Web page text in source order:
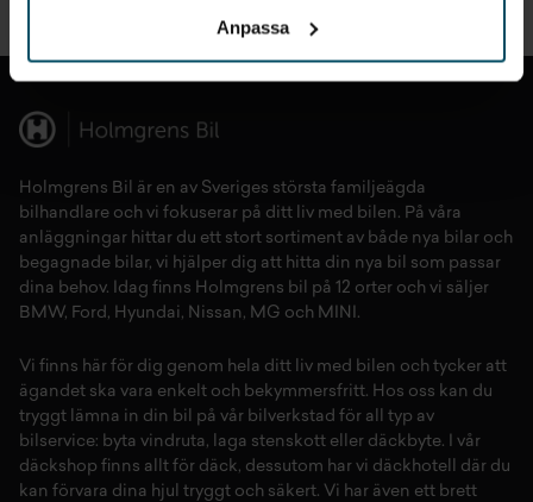
Anpassa
Holmgrens Bil är en av Sveriges största familjeägda
bilhandlare och vi fokuserar på ditt liv med bilen. På våra
anläggningar hittar du ett stort sortiment av både nya bilar och
begagnade bilar, vi hjälper dig att hitta din nya bil som passar
dina behov. Idag finns Holmgrens bil på 12 orter och vi säljer
BMW, Ford, Hyundai, Nissan , MG och MINI.
Vi finns här för dig genom hela ditt liv med bilen och tycker att
ägandet ska vara enkelt och bekymmersfritt. Hos oss kan du
tryggt lämna in din bil på vår bilverkstad för all typ av
bilservice: byta vindruta, laga stenskott eller däckbyte. I vår
däckshop finns allt för däck, dessutom har vi däckhotell där du
kan förvara dina hjul tryggt och säkert. Vi har även ett brett